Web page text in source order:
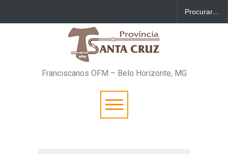
Franciscanos OFM – Belo Horizonte, MG